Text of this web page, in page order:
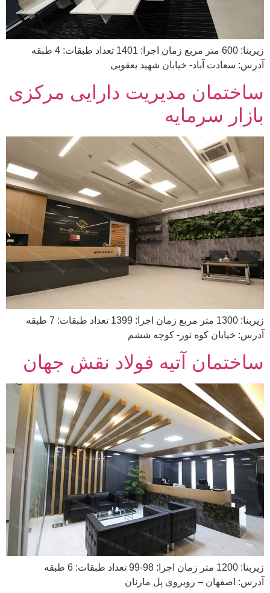
زیربنا: 600 متر مربع زمان اجرا: 1401 تعداد طبقات: 4 طبقه
آدرس: سعادت آباد- خیابان شهید یعقوبی
ساختمان مدیریت دارایی مرکزی
بازار سرمایه
زیربنا: 1300 متر مربع زمان اجرا: 1399 تعداد طبقات: 7 طبقه
آدرس: خیابان کوه نور- کوچه ششم
ساختمان آتیه فولاد نقش جهان
زیربنا: 1200 متر زمان اجرا: 98-99 تعداد طبقات: 6 طبقه
آدرس: اصفهان – روبروی پل مارنان